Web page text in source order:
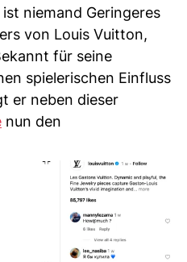
niemand Geringeres
von Louis Vuitton,
für seine
spielerischen Einfluss
er neben dieser
nun den